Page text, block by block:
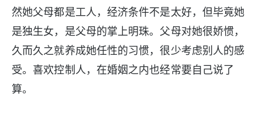
然她父母都是工人，经济条件不是太好，但毕竟她
是独生女，是父母的掌上明珠。父母对她很娇惯，
久而久之就养成她任性的习惯，很少考虑别人的感
受。喜欢控制人，在婚姻之内也经常要自己说了
算。